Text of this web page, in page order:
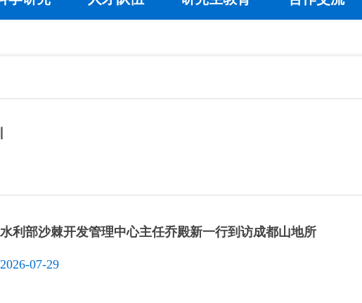
水利部沙棘开发管理中心主任乔殿新一行到访成都山地所
2026-07-29